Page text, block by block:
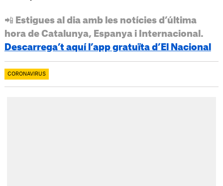
📲 Estigues al dia amb les notícies d’última
hora de Catalunya, Espanya i Internacional.
Descarrega’t aquí l’app gratuïta d’El Nacional
CORONAVIRUS